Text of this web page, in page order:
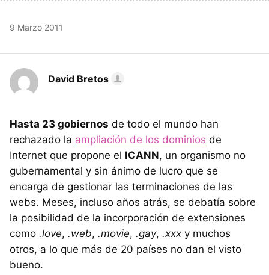
9 Marzo 2011
David Bretos
Hasta 23 gobiernos de todo el mundo han
rechazado la ampliación de los dominios de
Internet que propone el ICANN, un organismo no
gubernamental y sin ánimo de lucro que se
encarga de gestionar las terminaciones de las
webs. Meses, incluso años atrás, se debatía sobre
la posibilidad de la incorporación de extensiones
como .love, .web, .movie, .gay, .xxx y muchos
otros, a lo que más de 20 países no dan el visto
bueno.